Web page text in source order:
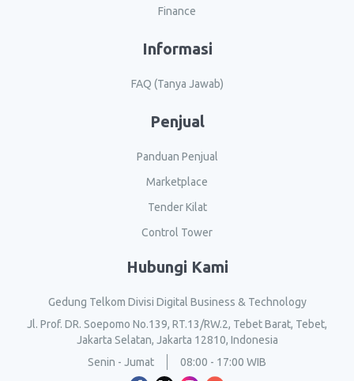
Finance
Informasi
FAQ (Tanya Jawab)
Penjual
Panduan Penjual
Marketplace
Tender Kilat
Control Tower
Hubungi Kami
Gedung Telkom Divisi Digital Business & Technology
Jl. Prof. DR. Soepomo No.139, RT.13/RW.2, Tebet Barat, Tebet,
Jakarta Selatan, Jakarta 12810, Indonesia
Senin - Jumat
08:00 - 17:00 WIB